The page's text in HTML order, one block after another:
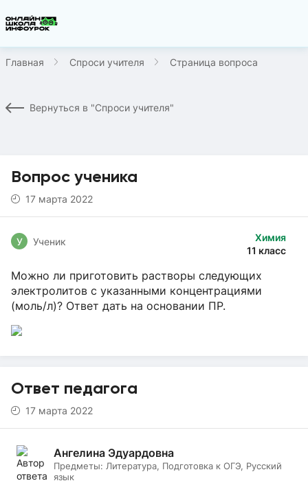
Главная Спроси учителя Страница вопроса
Вернуться в "Спроси учителя"
Вопрос ученика
17 марта 2022
Химия
11 класс
У Ученик
Можно ли приготовить растворы следующих
электролитов с указанными концентрациями
(моль/л)? Ответ дать на основании ПР.
Ответ педагога
17 марта 2022
Ангелина Эдуардовна
Предметы: Литература, Подготовка к ОГЭ, Русский
язык